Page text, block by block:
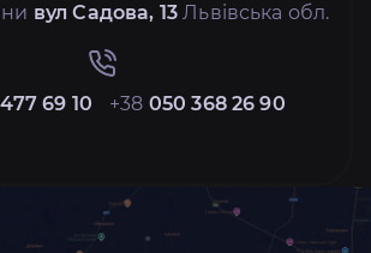
вул Садова, 13 Львівська обл.
69 10 +38 050 368 26 90